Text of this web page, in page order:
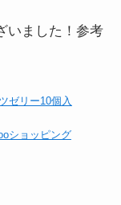
いました！参考
ゼリー10個入
ショッピング